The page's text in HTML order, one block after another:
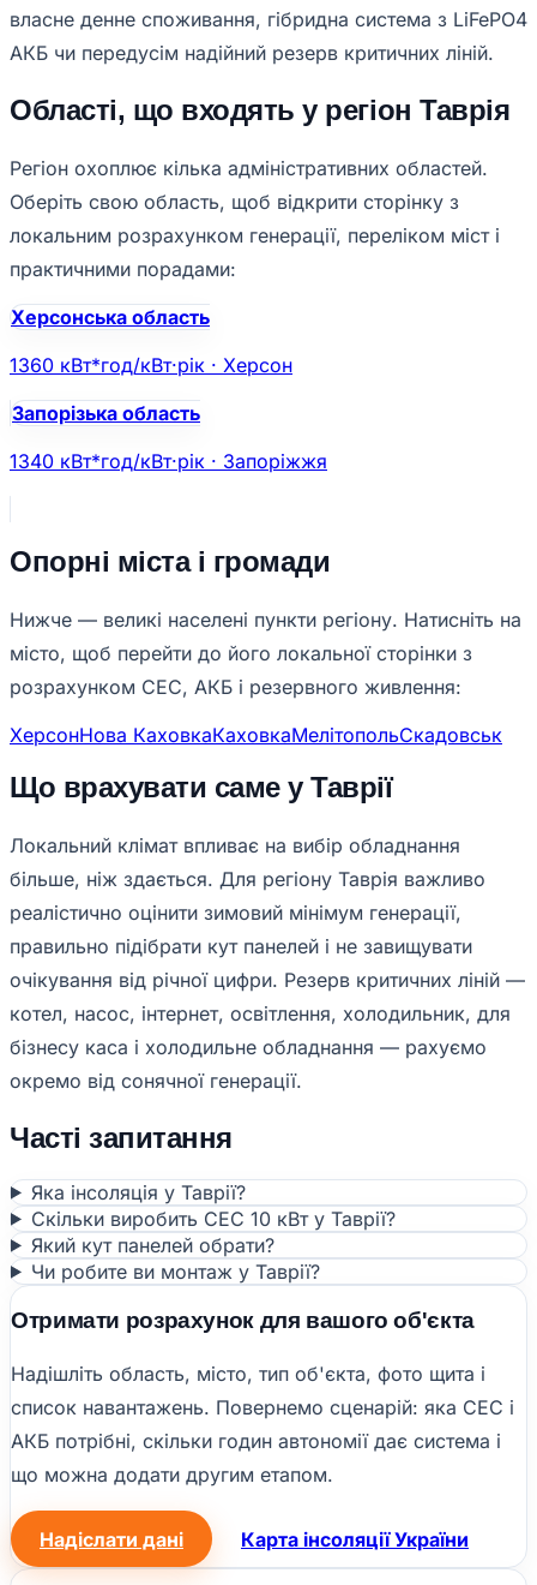
власне денне споживання, гібридна система з LiFePO4
АКБ чи передусім надійний резерв критичних ліній.
Області, що входять у регіон Таврія
Регіон охоплює кілька адміністративних областей.
Оберіть свою область, щоб відкрити сторінку з
локальним розрахунком генерації, переліком міст і
практичними порадами:
Херсонська область
1360 кВт*год/кВт·рік · Херсон
Запорізька область
1340 кВт*год/кВт·рік · Запоріжжя
Опорні міста і громади
Нижче — великі населені пункти регіону. Натисніть на
місто, щоб перейти до його локальної сторінки з
розрахунком СЕС, АКБ і резервного живлення:
ХерсонНова КаховкаКаховкаМелітопольСкадовськ
Що врахувати саме у Таврії
Локальний клімат впливає на вибір обладнання
більше, ніж здається. Для регіону Таврія важливо
реалістично оцінити зимовий мінімум генерації,
правильно підібрати кут панелей і не завищувати
очікування від річної цифри. Резерв критичних ліній —
котел, насос, інтернет, освітлення, холодильник, для
бізнесу каса і холодильне обладнання — рахуємо
окремо від сонячної генерації.
Часті запитання
Яка інсоляція у Таврії?
Скільки виробить СЕС 10 кВт у Таврії?
Який кут панелей обрати?
Чи робите ви монтаж у Таврії?
Отримати розрахунок для вашого об'єкта
Надішліть область, місто, тип об'єкта, фото щита і
список навантажень. Повернемо сценарій: яка СЕС і
АКБ потрібні, скільки годин автономії дає система і
що можна додати другим етапом.
Надіслати дані Карта інсоляції України